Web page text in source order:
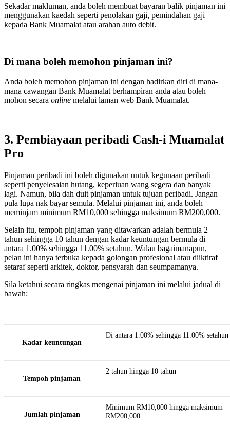
Sekadar makluman, anda boleh membuat bayaran balik pinjaman ini
menggunakan kaedah seperti penolakan gaji, pemindahan gaji
kepada Bank Muamalat atau arahan auto debit.
Di mana boleh memohon pinjaman ini?
Anda boleh memohon pinjaman ini dengan hadirkan diri di mana-
mana cawangan Bank Muamalat berhampiran anda atau boleh
mohon secara online melalui laman web Bank Muamalat.
3. Pembiayaan peribadi Cash-i Muamalat
Pro
Pinjaman peribadi ini boleh digunakan untuk kegunaan peribadi
seperti penyelesaian hutang, keperluan wang segera dan banyak
lagi. Namun, bila dah duit pinjaman untuk tujuan peribadi. Jangan
pula lupa nak bayar semula. Melalui pinjaman ini, anda boleh
meminjam minimum RM10,000 sehingga maksimum RM200,000.
Selain itu, tempoh pinjaman yang ditawarkan adalah bermula 2
tahun sehingga 10 tahun dengan kadar keuntungan bermula di
antara 1.00% sehingga 11.00% setahun. Walau bagaimanapun,
pelan ini hanya terbuka kepada golongan profesional atau diiktiraf
setaraf seperti arkitek, doktor, pensyarah dan seumpamanya.
Sila ketahui secara ringkas mengenai pinjaman ini melalui jadual di
bawah:
Kadar keuntungan
Di antara 1.00% sehingga 11.00% setahun
Tempoh pinjaman
2 tahun hingga 10 tahun
Jumlah pinjaman
Minimum RM10,000 hingga maksimum
RM200,000